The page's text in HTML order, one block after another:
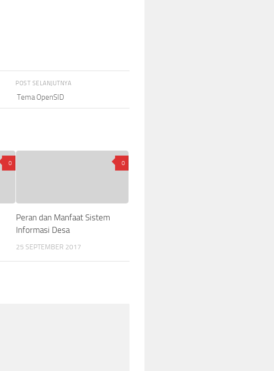
POST SELANJUTNYA
Tema OpenSID
0 0
Peran dan Manfaat Sistem
Informasi Desa
25 SEPTEMBER 2017